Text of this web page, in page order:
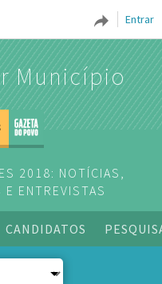
Entrar
Município
2018: NOTÍCIAS,
ENTREVISTAS
CANDIDATOS